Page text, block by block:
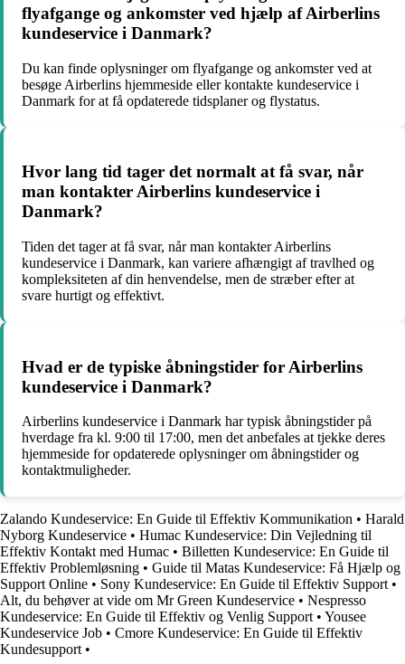
flyafgange og ankomster ved hjælp af Airberlins
kundeservice i Danmark?
Du kan finde oplysninger om flyafgange og ankomster ved at
besøge Airberlins hjemmeside eller kontakte kundeservice i
Danmark for at få opdaterede tidsplaner og flystatus.
Hvor lang tid tager det normalt at få svar, når
man kontakter Airberlins kundeservice i
Danmark?
Tiden det tager at få svar, når man kontakter Airberlins
kundeservice i Danmark, kan variere afhængigt af travlhed og
kompleksiteten af din henvendelse, men de stræber efter at
svare hurtigt og effektivt.
Hvad er de typiske åbningstider for Airberlins
kundeservice i Danmark?
Airberlins kundeservice i Danmark har typisk åbningstider på
hverdage fra kl. 9:00 til 17:00, men det anbefales at tjekke deres
hjemmeside for opdaterede oplysninger om åbningstider og
kontaktmuligheder.
Zalando Kundeservice: En Guide til Effektiv Kommunikation • Harald
Nyborg Kundeservice • Humac Kundeservice: Din Vejledning til
Effektiv Kontakt med Humac • Billetten Kundeservice: En Guide til
Effektiv Problemløsning • Guide til Matas Kundeservice: Få Hjælp og
Support Online • Sony Kundeservice: En Guide til Effektiv Support •
Alt, du behøver at vide om Mr Green Kundeservice • Nespresso
Kundeservice: En Guide til Effektiv og Venlig Support • Yousee
Kundeservice Job • Cmore Kundeservice: En Guide til Effektiv
Kundesupport •